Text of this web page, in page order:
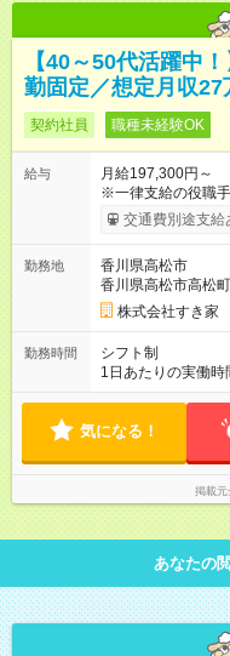
【40～50代活躍中
勤固定／想定月収27
契約社員 職種未経験OK
給与
月給197,300円～
※一律支給の役職
給。 ※深夜勤務手
月収27万円以上 ※
交通費別途支給
勤務地
香川県高松市
香川県高松市高松
株式会社すき家
勤務時間
シフト制
1日あたりの実働
間） ※上記はあく
のシフトを組んで
気になる！
掲載元
あなたの